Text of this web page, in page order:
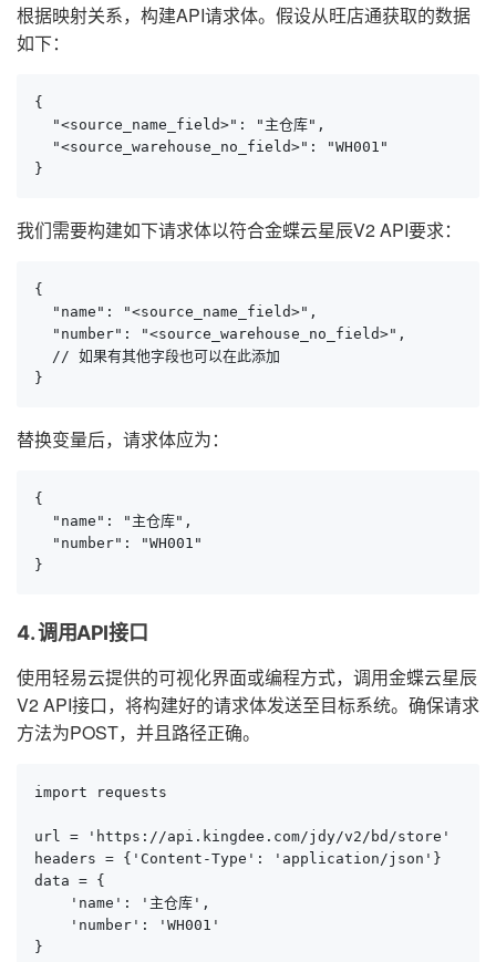
根据映射关系，构建API请求体。假设从旺店通获取的数据
如下：
{
  "<source_name_field>": "主仓库",
  "<source_warehouse_no_field>": "WH001"
}
我们需要构建如下请求体以符合金蝶云星辰V2 API要求：
{
  "name": "<source_name_field>",
  "number": "<source_warehouse_no_field>",
  // 如果有其他字段也可以在此添加
}
替换变量后，请求体应为：
{
  "name": "主仓库",
  "number": "WH001"
}
4. 调用API接口
使用轻易云提供的可视化界面或编程方式，调用金蝶云星辰
V2 API接口，将构建好的请求体发送至目标系统。确保请求
方法为POST，并且路径正确。
import requests
url = 'https://api.kingdee.com/jdy/v2/bd/store'
headers = {'Content-Type': 'application/json'}
data = {
    'name': '主仓库',
    'number': 'WH001'
}